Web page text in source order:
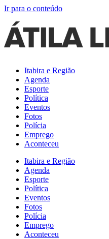
Ir para o conteúdo
Itabira e Região
Agenda
Esporte
Política
Eventos
Fotos
Polícia
Emprego
Aconteceu
Itabira e Região
Agenda
Esporte
Política
Eventos
Fotos
Polícia
Emprego
Aconteceu